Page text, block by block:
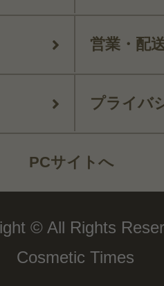
営業・配
プライバ
PCサイトへ
© All Rights
Cosmetic Times